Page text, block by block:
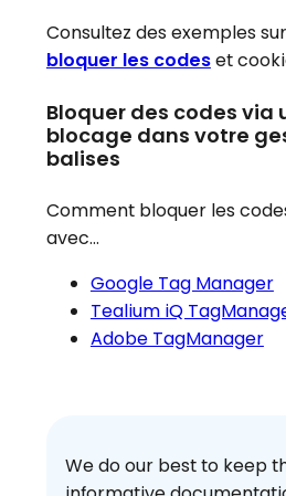
Consultez des exemples sur
bloquer les codeset
Bloquer des codes via
blocage dans votre
balises
Comment bloquer les
avec…
Google Tag Manager
Tealium iQ
Adobe TagManager
We do our best to keep